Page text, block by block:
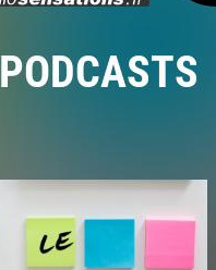
PODCASTS